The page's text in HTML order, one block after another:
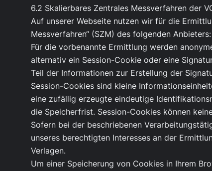
6.2 Skalierbares Zentrales Messverfahren der
Auf unserer Webseite nutzen wir für die
Messverfahren“ (SZM) des folgenden
Für die vorbenannte Ermittlung werden
alternativ ein Session-Cookie oder eine
Teil der Informationen zur Erstellung der
Session-Cookies sind kleine
eine zufällig erzeugte eindeutige
die Speicherfrist. Session-Cookies können
Sofern bei der beschriebenen
unseres berechtigten Interesses an der
Verlagen.
Um einer Speicherung von Cookies in Ihrem